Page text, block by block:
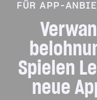
FÜR APP-
Spielen
neue